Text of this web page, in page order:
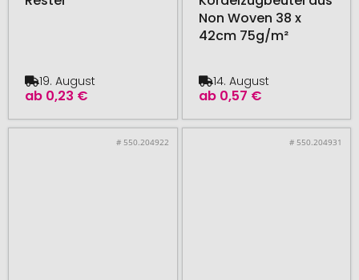
ab 0,23 €
19. August
Non Woven 38 x
42cm 75g/m²
ab 0,57 €
14. August
# 550.204922 # 550.204931